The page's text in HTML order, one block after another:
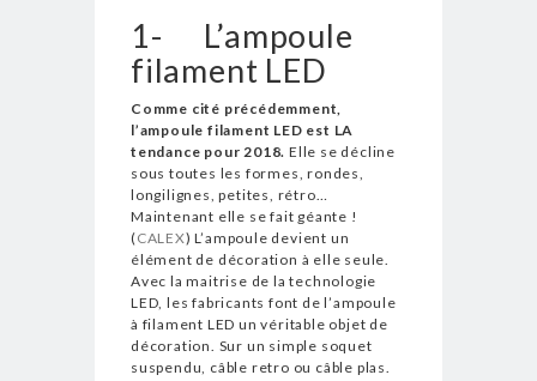
1-
L’ampoule
filament LED
Comme cité précédemment,
l’ampoule filament LED est LA
tendance pour 2018. Elle se décline
sous toutes les formes, rondes,
longilignes, petites, rétro…
Maintenant elle se fait géante !
(CALEX) L’ampoule devient un
élément de décoration à elle seule.
Avec la maitrise de la technologie
LED, les fabricants font de l’ampoule
à filament LED un véritable objet de
décoration. Sur un simple soquet
suspendu, câble retro ou câble plas.